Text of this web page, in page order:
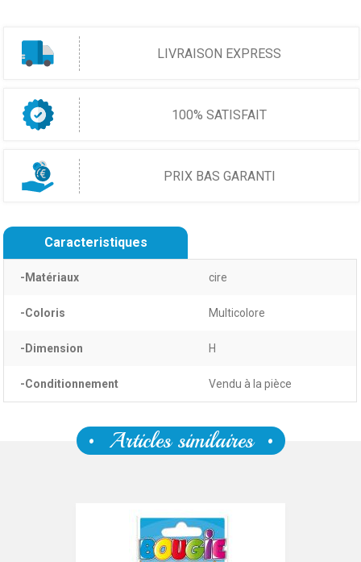
LIVRAISON EXPRESS
100% SATISFAIT
PRIX BAS GARANTI
Caracteristiques
-Matériaux cire
-Coloris Multicolore
-Dimension H
-Conditionnement Vendu à la pièce
Articles similaires